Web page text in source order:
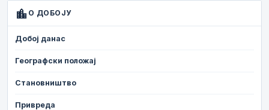
location_city О ДОБОЈУ
Добој данас
Географски положај
Становништво
Привреда